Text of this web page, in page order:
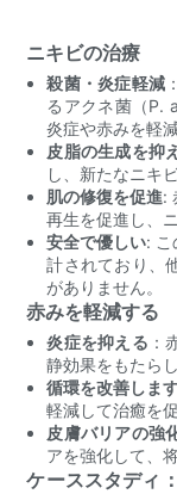
ニキビの治療
殺菌・炎症軽減
るアクネ菌（P.
炎症や赤みを軽
皮脂の生成を抑
し、新たなニキ
肌の修復を促進:
再生を促進し、
安全で優しい: こ
計されており、
がありません。
赤みを軽減する
炎症を抑える ：
静効果をもたらし
循環を改善しま
軽減して治癒を
皮膚バリアの強
アを強化して、
ケーススタディ